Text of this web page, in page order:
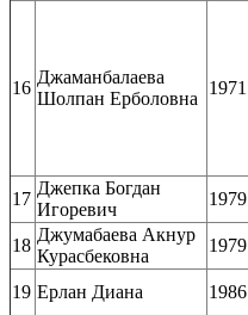
16
Джаманбалаева
Шолпан Ерболовна
1971
17
Джепка Богдан
Игоревич
1979
18
Джумабаева Акнур
Курасбековна
1979
19 Ерлан Диана 1986